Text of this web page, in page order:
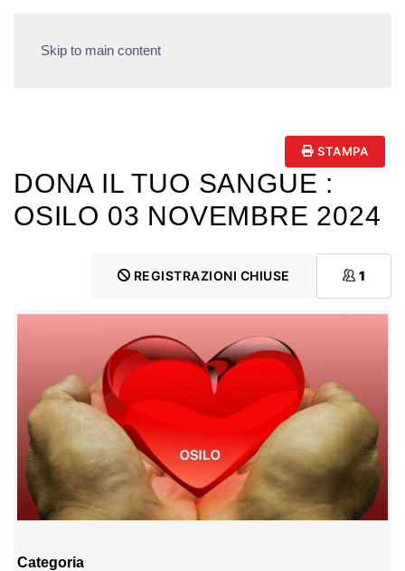
Skip to main content
STAMPA
DONA IL TUO SANGUE :
OSILO 03 NOVEMBRE 2024
REGISTRAZIONI CHIUSE 1
Categoria